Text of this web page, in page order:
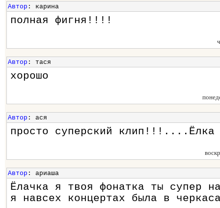
Автор : карина
полная фигня!!!!
Автор : тася
хорошо
Автор : ася
просто суперский
Автор : ариаша
Ёлачка я твоя фонатка ты супер
я навсех концертах была в